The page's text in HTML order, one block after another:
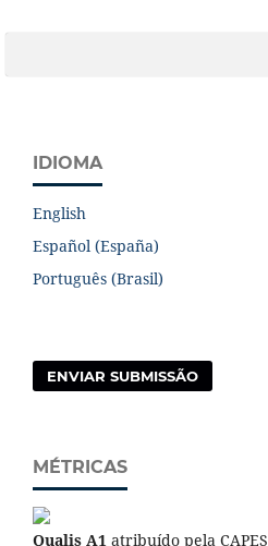
IDIOMA
English
Español (España)
Português (Brasil)
ENVIAR SUBMISSÃO
MÉTRICAS
Qualis A1 atribuído pela CAPES